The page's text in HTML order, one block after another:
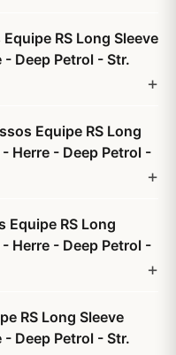
RS Long Sleeve
Deep Petrol - Str.
Equipe RS Long
Herre - Deep Petrol -
RS Long
Herre - Deep Petrol -
RS Long Sleeve
Deep Petrol - Str.